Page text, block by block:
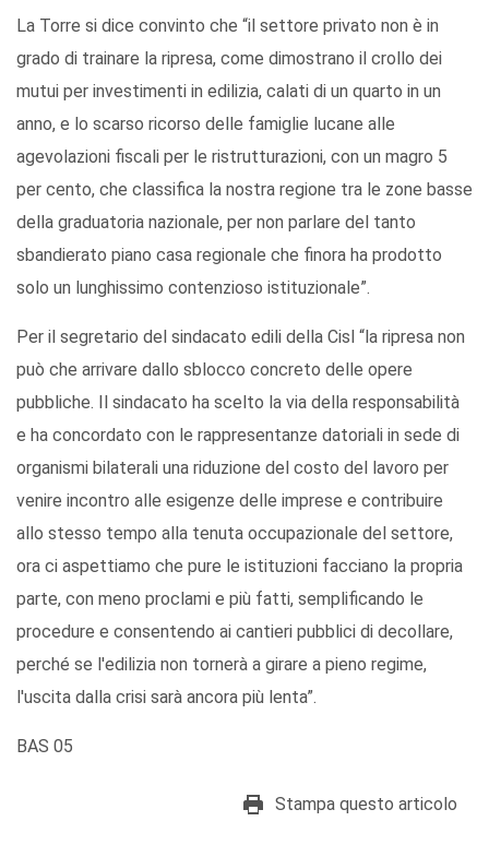
La Torre si dice convinto che “il settore privato non è in
grado di trainare la ripresa, come dimostrano il crollo dei
mutui per investimenti in edilizia, calati di un quarto in un
anno, e lo scarso ricorso delle famiglie lucane alle
agevolazioni fiscali per le ristrutturazioni, con un magro 5
per cento, che classifica la nostra regione tra le zone basse
della graduatoria nazionale, per non parlare del tanto
sbandierato piano casa regionale che finora ha prodotto
solo un lunghissimo contenzioso istituzionale”.
Per il segretario del sindacato edili della Cisl “la ripresa non
può che arrivare dallo sblocco concreto delle opere
pubbliche. Il sindacato ha scelto la via della responsabilità
e ha concordato con le rappresentanze datoriali in sede di
organismi bilaterali una riduzione del costo del lavoro per
venire incontro alle esigenze delle imprese e contribuire
allo stesso tempo alla tenuta occupazionale del settore,
ora ci aspettiamo che pure le istituzioni facciano la propria
parte, con meno proclami e più fatti, semplificando le
procedure e consentendo ai cantieri pubblici di decollare,
perché se l'edilizia non tornerà a girare a pieno regime,
l'uscita dalla crisi sarà ancora più lenta”.
BAS 05
Stampa questo articolo